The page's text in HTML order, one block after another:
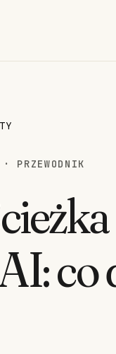
PRZEWODNIK
co